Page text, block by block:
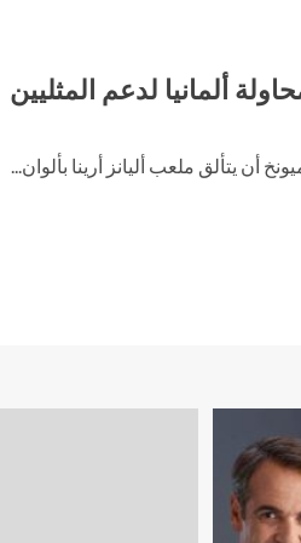
ألمانيا لدعم المثليين
يتألق ملعب أليانز أرينا بألوان...